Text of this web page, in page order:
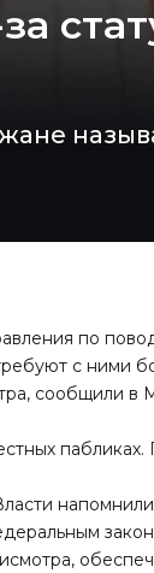
по
с ними
сообщили
пабликах.